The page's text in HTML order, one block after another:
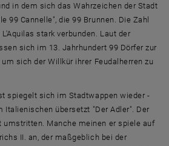
in dem sich das Wahrzeichen der Stadt
99 Cannelle", die 99 Brunnen. Die Zahl
stark verbunden. Laut der
sich im 13. Jahrhundert 99 Dörfer zur
sich der Willkür ihrer Feudalherren zu
spiegelt sich im Stadtwappen wieder -
Italienischen übersetzt "Der Adler". Der
umstritten. Manche meinen er spiele auf
II. an, der maßgeblich bei der